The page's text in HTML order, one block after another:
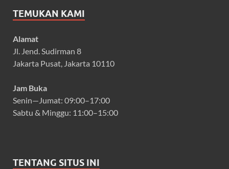
TEMUKAN KAMI
Alamat
Jl. Jend. Sudirman 8
Jakarta Pusat, Jakarta 10110
Jam Buka
Senin—Jumat: 09:00–17:00
Sabtu & Minggu: 11:00–15:00
TENTANG SITUS INI